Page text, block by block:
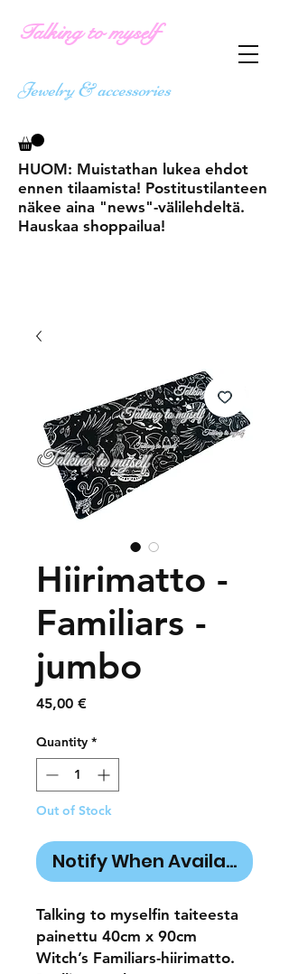
Talking to myself
Jewelry & accessories
HUOM: Muistathan lukea ehdot
ennen tilaamista! Postitustilanteen
näkee aina "news"-välilehdeltä.
Hauskaa shoppailua!
Hiirimatto -
Familiars -
jumbo
45,00 €Price
Quantity *
Out of Stock
Notify When Available
Talking to myselfin taiteesta
painettu 40cm x 90cm
Witch’s Familiars-hiirimatto.